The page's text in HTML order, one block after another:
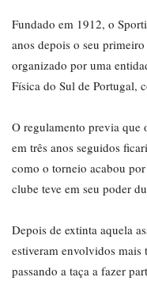
Fundado em 1912, o
anos depois o seu
organizado por uma
Física do Sul de Portugal,
O regulamento previa que
em três anos seguidos
como o torneio acabou
clube teve em seu poder
Depois de extinta aquela
estiveram envolvidos mais
passando a taça a fazer